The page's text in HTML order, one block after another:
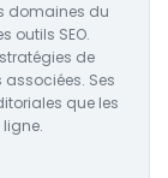
domaines du
outils SEO.
de
Ses
que les